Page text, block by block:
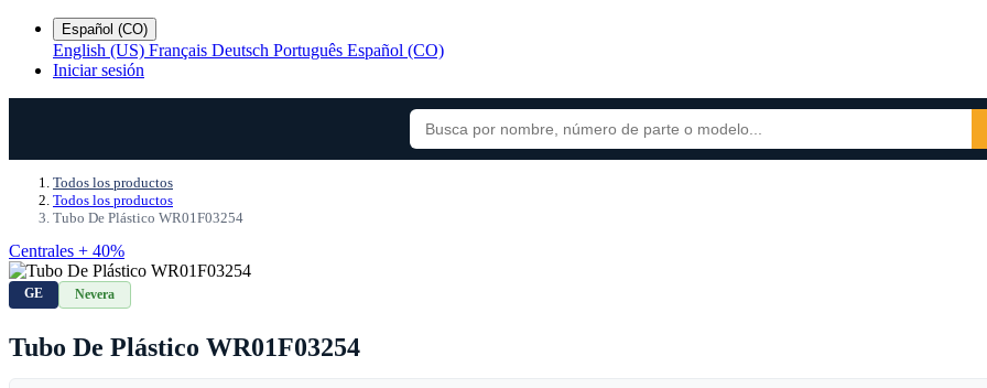
Español (CO)
English (US) Français Deutsch Português Español (CO)
Iniciar sesión
Todos los productos
Todos los productos
Tubo De Plástico WR01F03254
Centrales + 40%
GE Nevera
Tubo De Plástico WR01F03254